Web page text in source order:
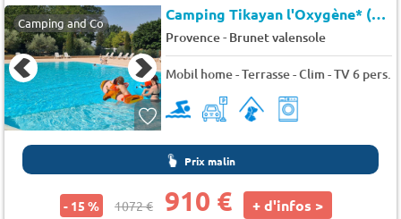
Camping and Co Camping Tikayan l'Oxygène* (1353463)
Provence- Brunet valensole
Mobil home - Terrasse - Clim - TV 6 pers.
Prix malin
- 15 % 1072 € 910 € + d'infos >